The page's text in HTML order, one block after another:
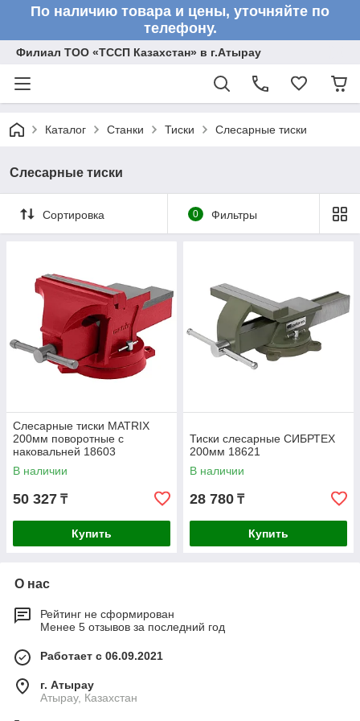
По наличию товара и цены, уточняйте по
телефону.
Филиал ТОО «ТССП Казахстан» в г.Атырау
Каталог Станки Тиски Слесарные тиски
Слесарные тиски
Сортировка 0 Фильтры
Слесарные тиски MATRIX
200мм поворотные с
наковальней 18603
В наличии
50 327 ₸
Купить
Тиски слесарные СИБРТЕХ
200мм 18621
В наличии
28 780 ₸
Купить
О нас
Рейтинг не сформирован
Менее 5 отзывов за последний год
Работает с 06.09.2021
г. Атырау
Атырау, Казахстан